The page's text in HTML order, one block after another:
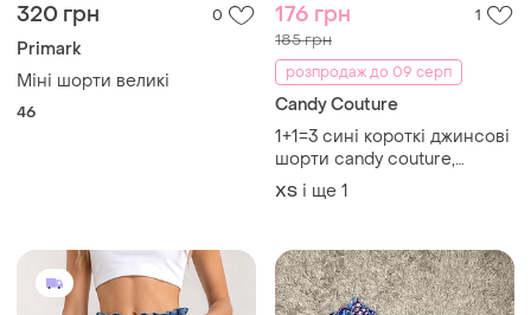
320 грн 0
Primark
Міні шорти великі
46
176 грн 1
185 грн
розпродаж до 09 серп
Candy Couture
1+1=3 сині короткі джинсові
шорти candy couture,
розмір 42 - 44
ХS і ще 1